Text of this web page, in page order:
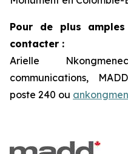
Pour de plus amples
contacter :
Arielle
communications,
poste 240 ou